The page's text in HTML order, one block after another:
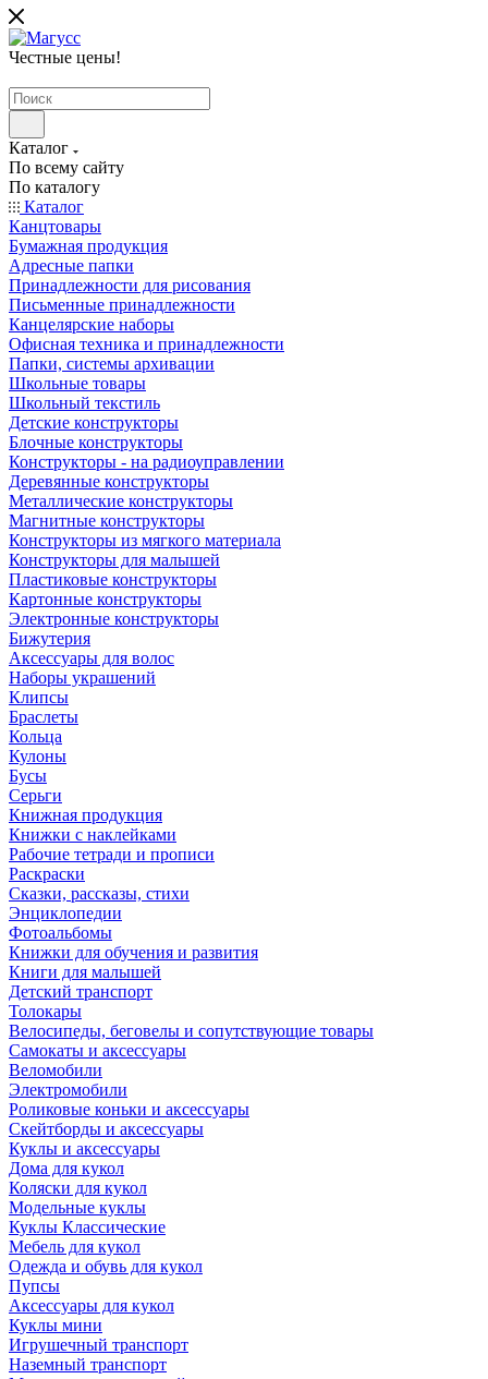
Честные цены!
Каталог
По всему сайту
По каталогу
Каталог
Канцтовары
Бумажная продукция
Адресные папки
Принадлежности для рисования
Письменные принадлежности
Канцелярские наборы
Офисная техника и принадлежности
Папки, системы архивации
Школьные товары
Школьный текстиль
Детские конструкторы
Блочные конструкторы
Конструкторы - на радиоуправлении
Деревянные конструкторы
Металлические конструкторы
Магнитные конструкторы
Конструкторы из мягкого материала
Конструкторы для малышей
Пластиковые конструкторы
Картонные конструкторы
Электронные конструкторы
Бижутерия
Аксессуары для волос
Наборы украшений
Клипсы
Браслеты
Кольца
Кулоны
Бусы
Серьги
Книжная продукция
Книжки с наклейками
Рабочие тетради и прописи
Раскраски
Сказки, рассказы, стихи
Энциклопедии
Фотоальбомы
Книжки для обучения и развития
Книги для малышей
Детский транспорт
Толокары
Велосипеды, беговелы и сопутствующие товары
Самокаты и аксессуары
Веломобили
Электромобили
Роликовые коньки и аксессуары
Скейтборды и аксессуары
Куклы и аксессуары
Дома для кукол
Коляски для кукол
Модельные куклы
Куклы Классические
Мебель для кукол
Одежда и обувь для кукол
Пупсы
Аксессуары для кукол
Куклы мини
Игрушечный транспорт
Наземный транспорт